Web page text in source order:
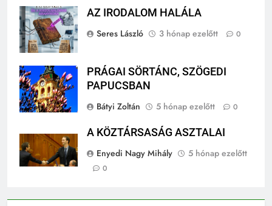
AZ IRODALOM HALÁLA
Seres László
3 hónap ezelőtt 0
PRÁGAI SÖRTÁNC, SZÖGEDI
PAPUCSBAN
Bátyi Zoltán
5 hónap ezelőtt 0
A KÖZTÁRSASÁG ASZTALAI
Enyedi Nagy Mihály
5 hónap ezelőtt
0